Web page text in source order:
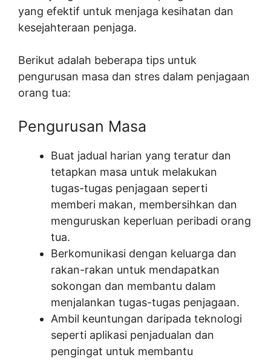
yang efektif untuk menjaga kesihatan dan
kesejahteraan penjaga.
Berikut adalah beberapa tips untuk
pengurusan masa dan stres dalam penjagaan
orang tua:
Pengurusan Masa
Buat jadual harian yang teratur dan
tetapkan masa untuk melakukan
tugas-tugas penjagaan seperti
memberi makan, membersihkan dan
menguruskan keperluan peribadi orang
tua.
Berkomunikasi dengan keluarga dan
rakan-rakan untuk mendapatkan
sokongan dan membantu dalam
menjalankan tugas-tugas penjagaan.
Ambil keuntungan daripada teknologi
seperti aplikasi penjadualan dan
pengingat untuk membantu